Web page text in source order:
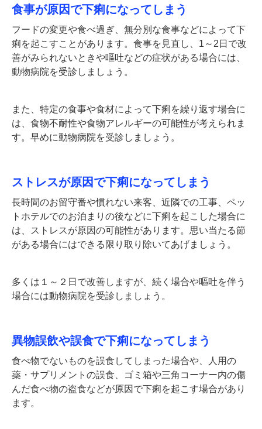
食事が原因で下痢になってしまう
フードの変更や食べ過ぎ、無分別な食事などによって下
痢を起こすことがあります。食事を見直し、1～2日で改
善がみられないときや嘔吐などの症状がある場合には、
動物病院を受診しましょう。
また、特定の食事や食材によって下痢を繰り返す場合に
は、食物不耐性や食物アレルギーの可能性が考えられま
す。早めに動物病院を受診しましょう。
ストレスが原因で下痢になってしまう
長時間のお留守番や慣れない来客、近隣での工事、ペッ
トホテルでのお泊まりの後などに下痢を起こした場合に
は、ストレスが原因の可能性があります。思い当たる節
がある場合にはできる限り取り除いてあげましょう。
多くは１～２日で改善しますが、続く場合や嘔吐を伴う
場合には動物病院を受診しましょう。
異物誤飲や誤食で下痢になってしまう
食べ物でないものを誤食してしまった場合や、人用の
薬・サプリメントの誤食、ゴミ箱や三角コーナー内の傷
んだ食べ物の盗食などが原因で下痢を起こす場合があり
ます。